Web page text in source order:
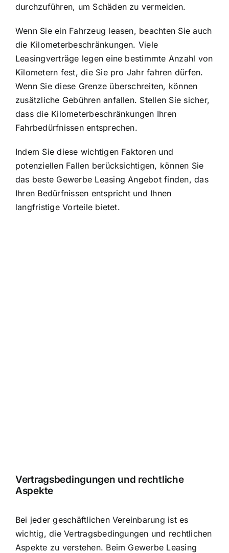
durchzuführen, um Schäden zu vermeiden.
Wenn Sie ein Fahrzeug leasen, beachten Sie auch
die Kilometerbeschränkungen. Viele
Leasingverträge legen eine bestimmte Anzahl von
Kilometern fest, die Sie pro Jahr fahren dürfen.
Wenn Sie diese Grenze überschreiten, können
zusätzliche Gebühren anfallen. Stellen Sie sicher,
dass die Kilometerbeschränkungen Ihren
Fahrbedürfnissen entsprechen.
Indem Sie diese wichtigen Faktoren und
potenziellen Fallen berücksichtigen, können Sie
das beste Gewerbe Leasing Angebot finden, das
Ihren Bedürfnissen entspricht und Ihnen
langfristige Vorteile bietet.
Vertragsbedingungen und rechtliche
Aspekte
Bei jeder geschäftlichen Vereinbarung ist es
wichtig, die Vertragsbedingungen und rechtlichen
Aspekte zu verstehen. Beim Gewerbe Leasing